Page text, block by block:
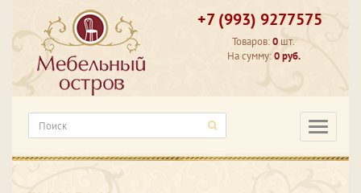
+7 (993) 9277575
Товаров:0 шт.
На сумму:0 руб.